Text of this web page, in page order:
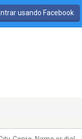
usando Facebook